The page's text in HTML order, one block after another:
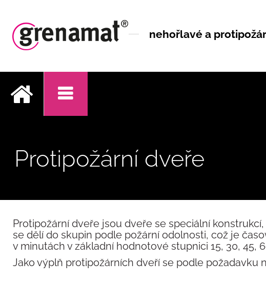
nehořlavé a
.
Protipožární dveře
Protipožární dveře jsou dveře se speciální
se dělí do skupin podle požární odolnosti, což je
v minutách v základní hodnotové stupnici 15, 30, 45,
Jako výplň protipožárních dveří se podle požadavku